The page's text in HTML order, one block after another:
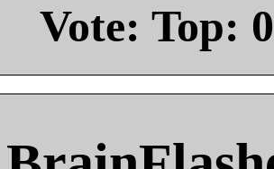
Vote: Top: 0